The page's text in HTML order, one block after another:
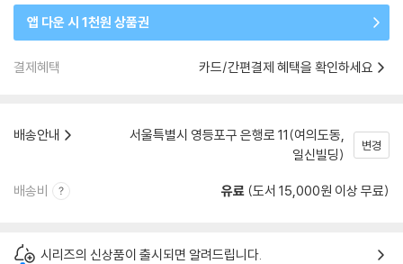
앱 다운 시 1천원 상품권
결제혜택 카드/간편결제 혜택을 확인하세요
배송안내
서울특별시 영등포구 은행로 11(여의도동,
일신빌딩)
변경
배송비 유료 (도서 15,000원 이상 무료)
시리즈의 신상품이 출시되면 알려드립니다.